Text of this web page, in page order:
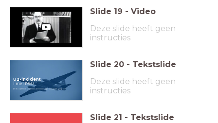
Slide 19 - Video
Deze slide heeft geen
instructies
U2-incident
1 mei 1960
De Sovjet-Unie schiet een Amerikaans spionagevliegtuig neer
Slide 20 - Tekstslide
Deze slide heeft geen
instructies
Slide 21 - Tekstslide